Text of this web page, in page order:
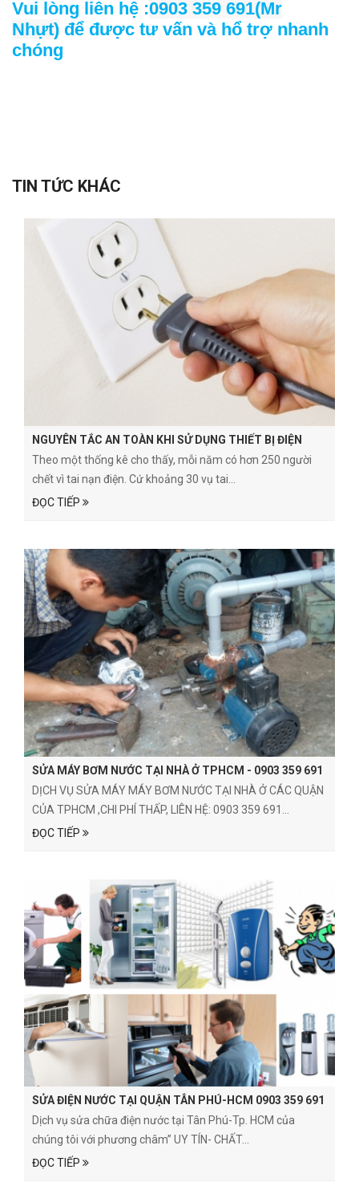
Vui lòng liên hệ :0903 359 691(Mr
Nhựt) để được tư vấn và hổ trợ nhanh
chóng
TIN TỨC KHÁC
NGUYÊN TẮC AN TOÀN KHI SỬ DỤNG THIẾT BỊ ĐIỆN
Theo một thống kê cho thấy, mỗi năm có hơn 250 người
chết vì tai nạn điện. Cứ khoảng 30 vụ tai...
ĐỌC TIẾP
SỬA MÁY BƠM NƯỚC TẠI NHÀ Ở TPHCM - 0903 359 691
DỊCH VỤ SỬA MÁY MÁY BƠM NƯỚC TẠI NHÀ Ở CÁC QUẬN
CỦA TPHCM ,CHI PHÍ THẤP, LIÊN HỆ: 0903 359 691...
ĐỌC TIẾP
SỬA ĐIỆN NƯỚC TẠI QUẬN TÂN PHÚ-HCM 0903 359 691
Dịch vụ sửa chữa điện nước tại Tân Phú-Tp. HCM của
chúng tôi với phương châm” UY TÍN- CHẤT...
ĐỌC TIẾP